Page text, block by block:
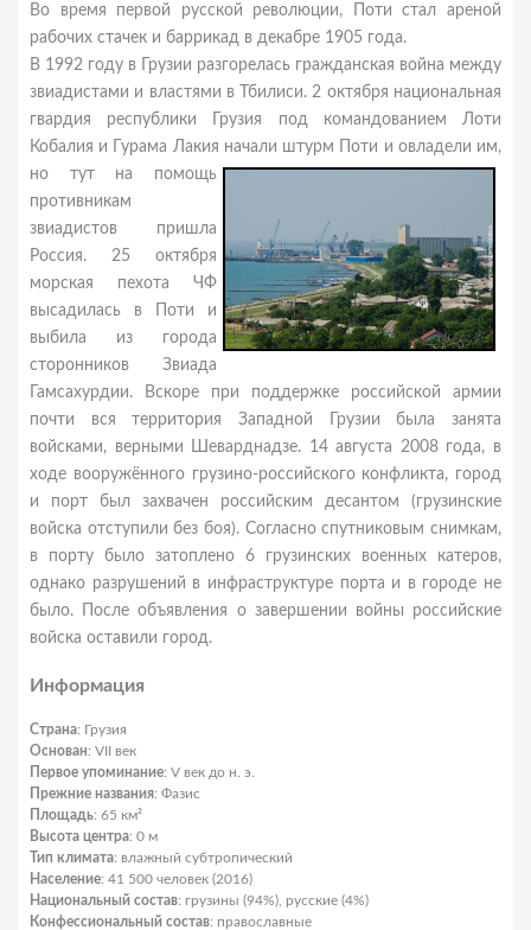
Во время первой русской революции, Поти стал ареной
рабочих стачек и баррикад в декабре 1905 года.
В 1992 году в Грузии разгорелась гражданская война между
звиадистами и властями в Тбилиси. 2 октября национальная
гвардия республики Грузия под командованием Лоти
Кобалия и Гурама Лакия начали штурм Поти и овладели им,
но тутна помощь
противникам
звиадистов пришла
Россия. 25 октября
морская пехота ЧФ
высадилась в Поти и
выбила из города
сторонников Звиада
Гамсахурдии. Вскоре при поддержке российской армии
почти вся территория Западной Грузии была занята
войсками, верными Шеварднадзе. 14 августа 2008 года, в
ходе вооружённого грузино-российского конфликта, город
и порт был захвачен российским десантом (грузинские
войска отступили без боя). Согласно спутниковым снимкам,
в порту было затоплено 6 грузинских военных катеров,
однако разрушений в инфраструктуре порта и в городе не
было. После объявления о завершении войны российские
войска оставили город.
Информация
Страна: Грузия
Основан: VII век
Первое упоминание: V век до н. э.
Прежние названия: Фазис
Площадь: 65 км²
Высота центра: 0 м
Тип климата: влажный субтропический
Население: 41 500 человек (2016)
Национальный состав: грузины (94%), русские (4%)
Конфессиональный состав: православные